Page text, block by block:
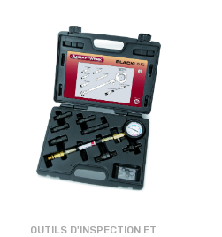
OUTILS D'INSPECTION ET